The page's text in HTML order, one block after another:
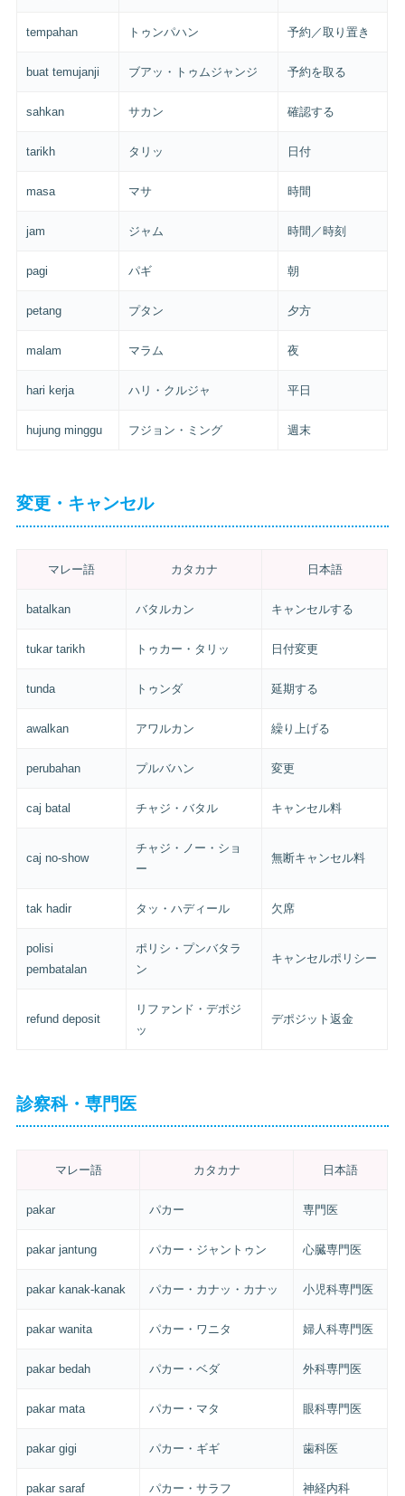
tempahan トゥンパハン 予約／取り置き
buat temujanji ブアッ・トゥムジャンジ 予約を取る
sahkan サカン 確認する
tarikh タリッ 日付
masa マサ 時間
jam ジャム 時間／時刻
pagi パギ 朝
petang プタン 夕方
malam マラム 夜
hari kerja ハリ・クルジャ 平日
hujung minggu フジョン・ミング 週末
変更・キャンセル
マレー語 カタカナ 日本語
batalkan バタルカン キャンセルする
tukar tarikh トゥカー・タリッ 日付変更
tunda トゥンダ 延期する
awalkan アワルカン 繰り上げる
perubahan プルバハン 変更
caj batal チャジ・バタル キャンセル料
caj no-show
チャジ・ノー・ショ
ー
無断キャンセル料
tak hadir タッ・ハディール 欠席
polisi
pembatalan
ポリシ・プンバタラ
ン
キャンセルポリシー
refund deposit
リファンド・デポジ
ッ
デポジット返金
診察科・専門医
マレー語 カタカナ 日本語
pakar パカー 専門医
pakar jantung パカー・ジャントゥン 心臓専門医
pakar kanak-kanak パカー・カナッ・カナッ 小児科専門医
pakar wanita パカー・ワニタ 婦人科専門医
pakar bedah パカー・ベダ 外科専門医
pakar mata パカー・マタ 眼科専門医
pakar gigi パカー・ギギ 歯科医
pakar saraf パカー・サラフ 神経内科